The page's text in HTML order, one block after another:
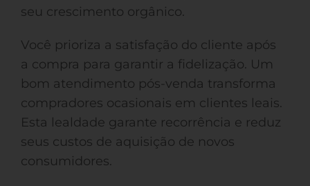
seu crescimento orgânico.
Você prioriza a satisfação do cliente após
a compra para garantir a fidelização. Um
bom atendimento pós-venda transforma
compradores ocasionais em clientes leais.
Esta lealdade garante recorrência e reduz
seus custos de aquisição de novos
consumidores.